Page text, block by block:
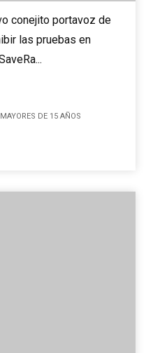
MAYORES DE 15 AÑOS
conejito portavoz de
las pruebas en